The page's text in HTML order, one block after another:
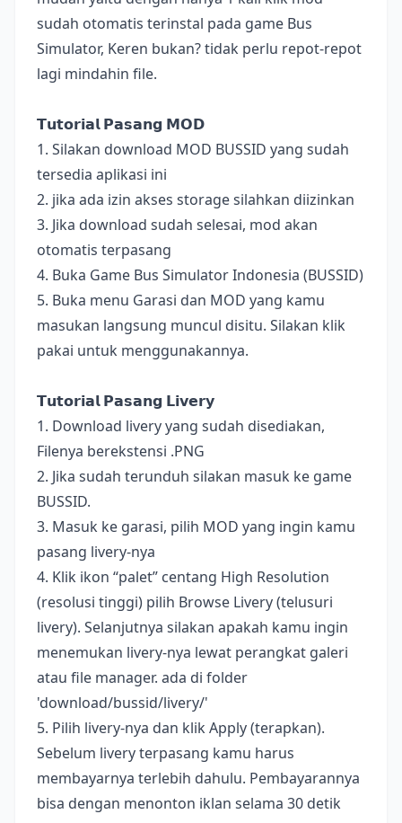
sudah otomatis terinstal pada game Bus
Simulator, Keren bukan? tidak perlu repot-repot
lagi mindahin file.
𝗧𝘂𝘁𝗼𝗿𝗶𝗮𝗹 𝗣𝗮𝘀𝗮𝗻𝗴 𝗠𝗢𝗗
1. Silakan download MOD BUSSID yang sudah
tersedia aplikasi ini
2. jika ada izin akses storage silahkan diizinkan
3. Jika download sudah selesai, mod akan
otomatis terpasang
4. Buka Game Bus Simulator Indonesia (BUSSID)
5. Buka menu Garasi dan MOD yang kamu
masukan langsung muncul disitu. Silakan klik
pakai untuk menggunakannya.
𝗧𝘂𝘁𝗼𝗿𝗶𝗮𝗹 𝗣𝗮𝘀𝗮𝗻𝗴 𝗟𝗶𝘃𝗲𝗿𝘆
1. Download livery yang sudah disediakan,
Filenya berekstensi .PNG
2. Jika sudah terunduh silakan masuk ke game
BUSSID.
3. Masuk ke garasi, pilih MOD yang ingin kamu
pasang livery-nya
4. Klik ikon “palet” centang High Resolution
(resolusi tinggi) pilih Browse Livery (telusuri
livery). Selanjutnya silakan apakah kamu ingin
menemukan livery-nya lewat perangkat galeri
atau file manager. ada di folder
'download/bussid/livery/'
5. Pilih livery-nya dan klik Apply (terapkan).
Sebelum livery terpasang kamu harus
membayarnya terlebih dahulu. Pembayarannya
bisa dengan menonton iklan selama 30 detik